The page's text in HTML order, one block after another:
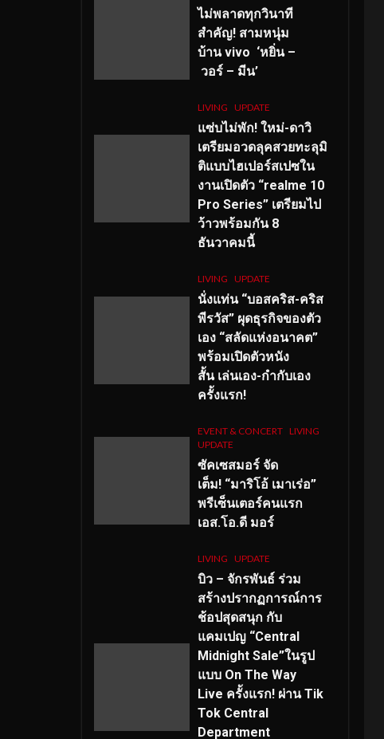
ไม่พลาดทุกวินาที
สำคัญ! สามหนุ่ม
บ้าน vivo ‘หยิ่น –
วอร์ – มีน’
LIVING UPDATE
แซ่บไม่พัก! ใหม่-ดาวิ
เตรียมอวดลุคสวยทะลุมิ
ติแบบไฮเปอร์สเปซใน
งานเปิดตัว “realme 10
Pro Series” เตรียมไป
ว้าวพร้อมกัน 8
ธันวาคมนี้
LIVING UPDATE
นั่งแท่น “บอสคริส-คริส
พีรวัส” ผุดธุรกิจของตัว
เอง “สลัดแห่งอนาคต”
พร้อมเปิดตัวหนัง
สั้น เล่นเอง-กำกับเอง
ครั้งแรก!
EVENT & CONCERT LIVING
UPDATE
ซัคเซสมอร์ จัด
เต็ม! “มาริโอ้ เมาเร่อ”
พรีเซ็นเตอร์คนแรก
เอส.โอ.ดี มอร์
LIVING UPDATE
บิว – จักรพันธ์ ร่วม
สร้างปรากฏการณ์การ
ช้อปสุดสนุก กับ
แคมเปญ “Central
Midnight Sale”ในรูป
แบบ On The Way
Live ครั้งแรก! ผ่าน Tik
Tok Central
Department